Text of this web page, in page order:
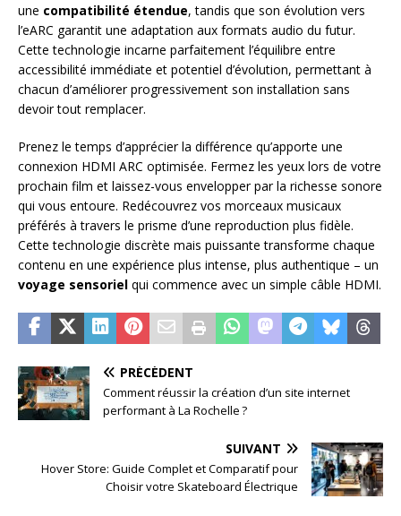
une compatibilité étendue, tandis que son évolution vers
l’eARC garantit une adaptation aux formats audio du futur.
Cette technologie incarne parfaitement l’équilibre entre
accessibilité immédiate et potentiel d’évolution, permettant à
chacun d’améliorer progressivement son installation sans
devoir tout remplacer.
Prenez le temps d’apprécier la différence qu’apporte une
connexion HDMI ARC optimisée. Fermez les yeux lors de votre
prochain film et laissez-vous envelopper par la richesse sonore
qui vous entoure. Redécouvrez vos morceaux musicaux
préférés à travers le prisme d’une reproduction plus fidèle.
Cette technologie discrète mais puissante transforme chaque
contenu en une expérience plus intense, plus authentique – un
voyage sensoriel qui commence avec un simple câble HDMI.
PRÉCÉDENT
Comment réussir la création d’un site internet
performant à La Rochelle ?
SUIVANT
Hover Store: Guide Complet et Comparatif pour
Choisir votre Skateboard Électrique